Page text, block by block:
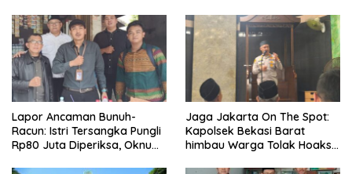
Lapor Ancaman Bunuh-
Racun: Istri Tersangka Pungli
Rp80 Juta Diperiksa, Oknum
Jaga Jakarta On The Spot:
Kapolsek Bekasi Barat
himbau Warga Tolak Hoaks